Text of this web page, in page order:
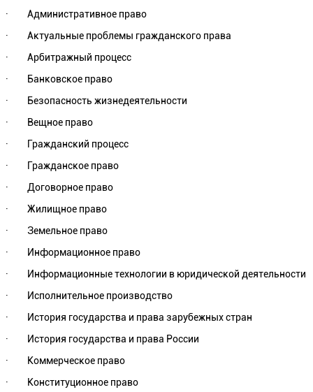
· Административное право
· Актуальные проблемы гражданского права
· Арбитражный процесс
· Банковское право
· Безопасность жизнедеятельности
· Вещное право
· Гражданский процесс
· Гражданское право
· Договорное право
· Жилищное право
· Земельное право
· Информационное право
· Информационные технологии в юридической деятельности
· Исполнительное производство
· История государства и права зарубежных стран
· История государства и права России
· Коммерческое право
· Конституционное право